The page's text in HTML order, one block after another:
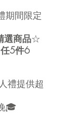
期間限定
選商品☆
任5件6
禮提供超
🎓